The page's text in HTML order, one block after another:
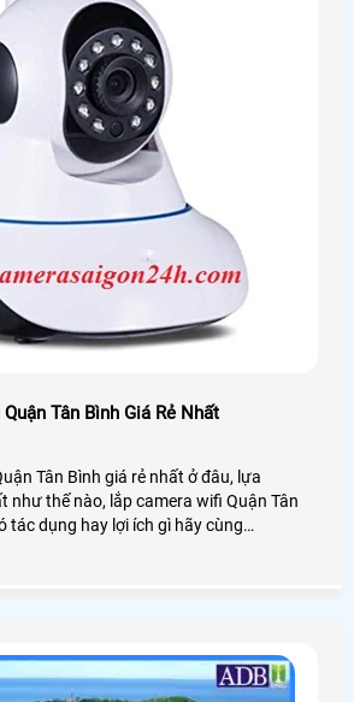
Tân Bình Giá Rẻ Nhất
Tân Bình giá rẻ nhất ở đâu, lựa
như thế nào, lắp camera wifi Quận Tân
tác dụng hay lợi ích gì hãy cùng